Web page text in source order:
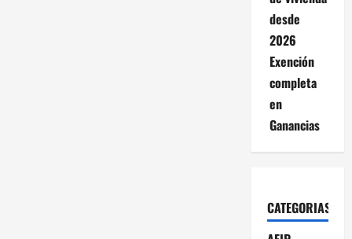
desde
2026
Exención
completa
en
Ganancias
CATEGORIAS